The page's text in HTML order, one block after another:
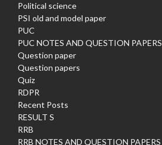
Political science
PSI old and model paper
PUC
PUC NOTES AND QUESTION PAPERS
Question paper
Question papers
Quiz
RDPR
Recent Posts
RESULT S
RRB
RRB NOTES AND QUESTION PAPERS